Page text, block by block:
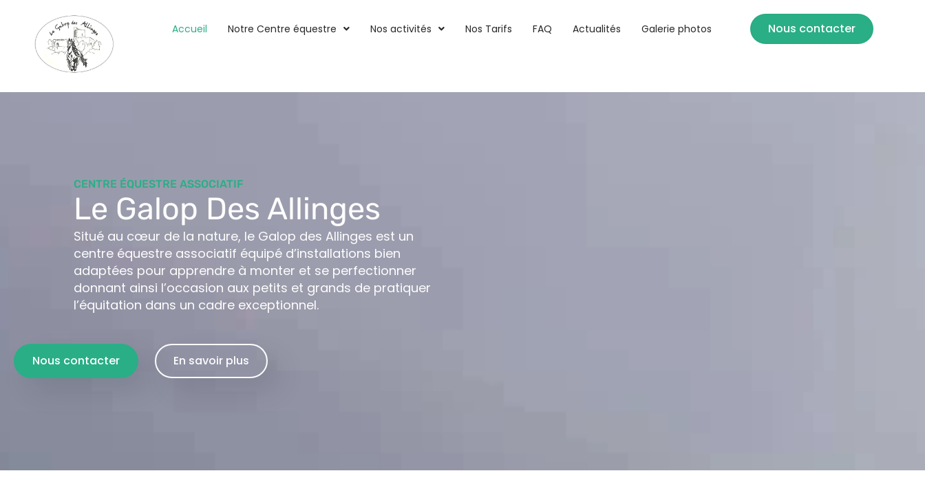
Accueil Notre Centre équestre Nos activités Nos Tarifs FAQ Actualités Galerie photos Nous contacter
CENTRE ÉQUESTRE ASSOCIATIF​
Le Galop Des Allinges
Situé au cœur de la nature, le Galop des Allinges est un
centre équestre associatif équipé d’installations bien
adaptées pour apprendre à monter et se perfectionner
donnant ainsi l’occasion aux petits et grands de pratiquer
l’équitation dans un cadre exceptionnel.
Nous contacter En savoir plus